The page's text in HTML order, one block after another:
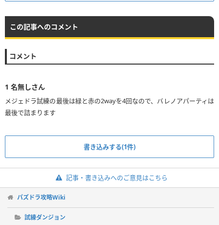
この記事へのコメント
コメント
1 名無しさん
メジェドラ試練の最後は緑と赤の2wayを4回なので、バレノアパーティは
最後で詰まります
書き込みする(1件)
記事・書き込みへのご意見はこちら
パズドラ攻略Wiki
試練ダンジョン